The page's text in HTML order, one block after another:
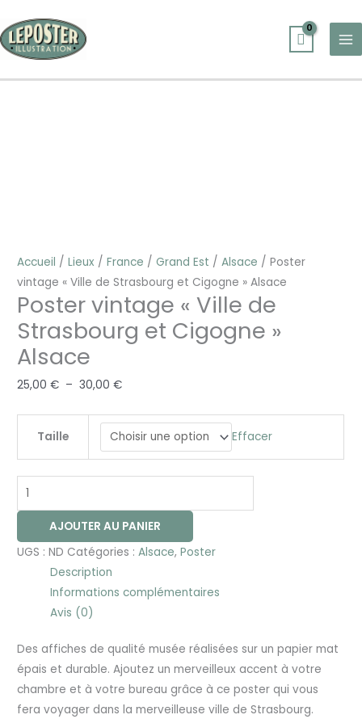
au
contenu
Accueil /Lieux /France /Grand Est /Alsace / Poster
vintage « Ville de Strasbourg et Cigogne » Alsace
Poster vintage « Ville de
Strasbourg et Cigogne »
Alsace
25,00€ – 30,00€
Taille Effacer
Cigogne"
AJOUTER AU PANIER
UGS :ND Catégories :Alsace,Poster
Description
Informations complémentaires
Avis (0)
Des affiches de qualité musée réalisées sur un papier mat
épais et durable. Ajoutez un merveilleux accent à votre
chambre et à votre bureau grâce à ce poster qui vous
fera voyager dans la merveilleuse ville de Strasbourg.